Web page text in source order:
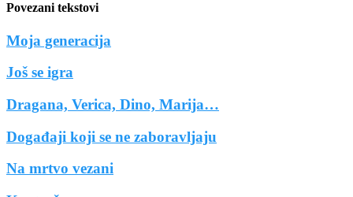
Povezani tekstovi
Moja generacija
Još se igra
Dragana, Verica, Dino, Marija…
Događaji koji se ne zaboravljaju
Na mrtvo vezani